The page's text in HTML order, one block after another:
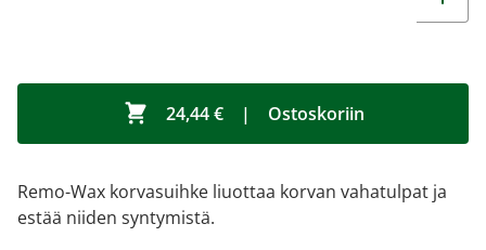
24,44 € | Ostoskoriin
Remo-Wax korvasuihke liuottaa korvan vahatulpat ja
estää niiden syntymistä.